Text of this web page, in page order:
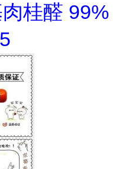
桂醛 99%